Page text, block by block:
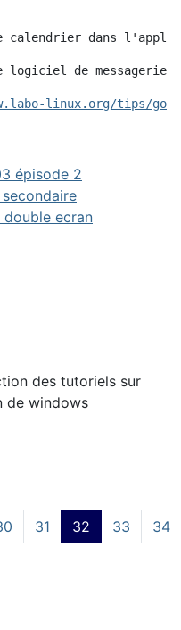
calendrier dans l'applet
logiciel de messagerie
linux.org/tips/
épisode 2
ecran
des tutoriels sur
de windows
31 32 33 34